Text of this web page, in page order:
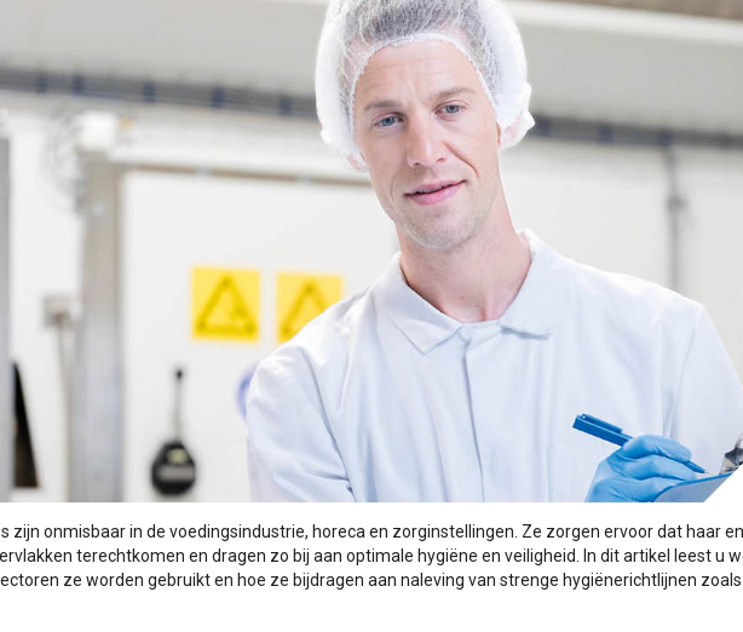
zijn onmisbaar in de voedingsindustrie, horeca en zorginstellingen. Ze zorgen ervoor dat haar
terechtkomen en dragen zo bij aan optimale hygiëne en veiligheid. In dit artikel leest u
ze worden gebruikt en hoe ze bijdragen aan naleving van strenge hygiënerichtlijnen zoals